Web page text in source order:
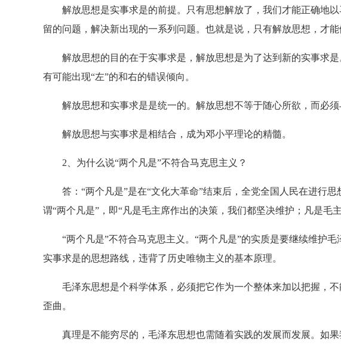
解放思想是实事求是的前提。只有思想解放了，我们才能正确地以
留的问题，解决新出现的一系列问题。也就是说，只有解放思想，才能
解放思想的目的在于实事求是，解放思想是为了达到新的实事求是
有可能出现“左”的和右的错误倾向。
解放思想和实事求是是统一的。解放思想不等于随心所欲，而必须
解放思想与实事求是相结合，成为邓小平理论的精髓。
2、为什么说“两个凡是”不符合马克思主义？
答：“两个凡是”是在“文化大革命”结束后，全党全国人民在进行思
谓“两个凡是”，即“凡是毛主席作出的决策，我们都坚决维护；凡是毛
“两个凡是”不符合马克思主义。“两个凡是”的实质是要继续维护毛
实事求是的思想路线，违背了历史唯物主义的基本原理。
毛泽东思想是个科学体系，必须把它作为一个整体来加以把握，不
歪曲。
真理是不能穷尽的，毛泽东思想也需随着实践的发展而发展。如果